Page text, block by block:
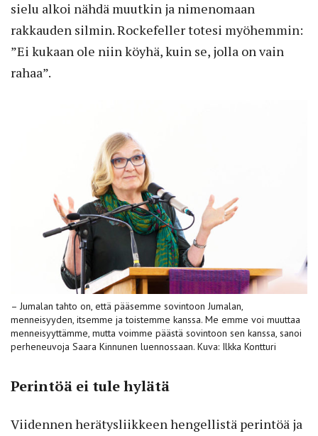
sielu alkoi nähdä muutkin ja nimenomaan
rakkauden silmin. Rockefeller totesi myöhemmin:
”Ei kukaan ole niin köyhä, kuin se, jolla on vain
rahaa”.
– Jumalan tahto on, että pääsemme sovintoon Jumalan,
menneisyyden, itsemme ja toistemme kanssa. Me emme voi muuttaa
menneisyyttämme, mutta voimme päästä sovintoon sen kanssa, sanoi
perheneuvoja Saara Kinnunen luennossaan. Kuva: Ilkka Kontturi
Perintöä ei tule hylätä
Viidennen herätysliikkeen hengellistä perintöä ja